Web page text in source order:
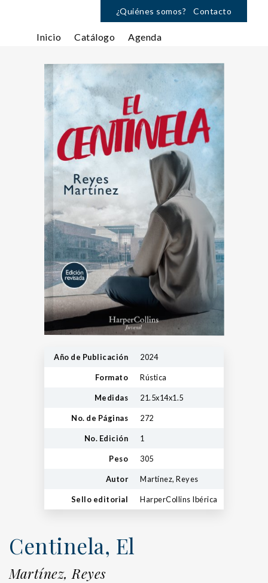
¿Quiénes somos? Contacto
Inicio Catálogo Agenda
Año de Publicación 2024
Formato Rústica
Medidas 21.5x14x1.5
No. de Páginas 272
No. Edición 1
Peso 305
Autor Martínez, Reyes
Sello editorial HarperCollins Ibérica
Centinela, El
Martínez, Reyes